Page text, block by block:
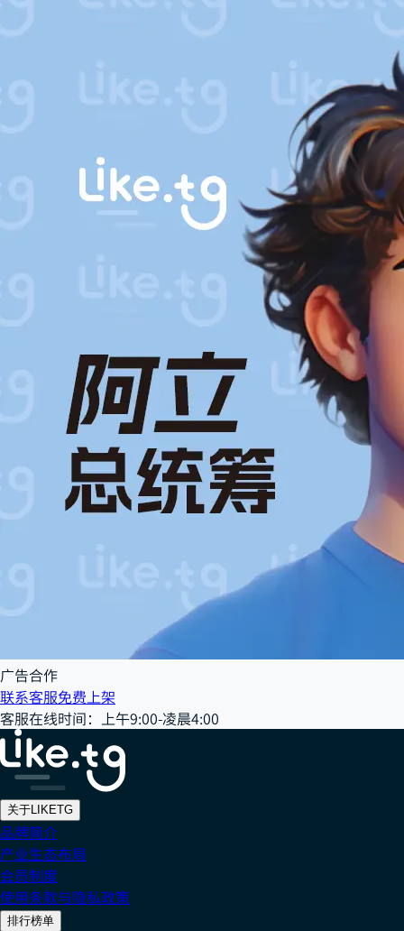
广告合作
联系客服免费上架
客服在线时间： 上午9:00-凌晨4:00
关于LIKETG
品牌简介
产业生态布局
会员制度
使用条款与隐私政策
排行榜单